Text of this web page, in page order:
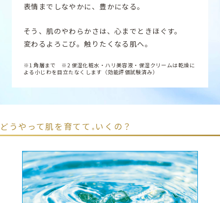
表情までしなやかに、豊かになる。​
そう、肌のやわらかさは、心までときほぐす。
変わるよろこび。触りたくなる肌へ。
※1 角層まで​ ※2 保湿化粧水・ハリ美容液・保湿クリームは乾燥に
よる小じわを目立たなくします（効能評価試験済み）
どうやって肌を育てて ＊ いくの？​